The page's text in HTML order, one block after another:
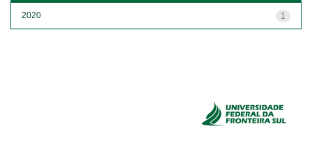
1
2020